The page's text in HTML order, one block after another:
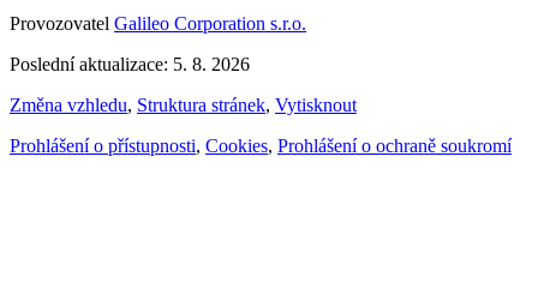
Provozovatel Galileo Corporation s.r.o.
Poslední aktualizace: 5. 8. 2026
Změna vzhledu, Struktura stránek, Vytisknout
Prohlášení o přístupnosti, Cookies, Prohlášení o ochraně soukromí